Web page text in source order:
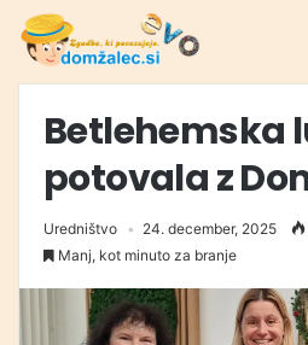
Betlehemska
potovala z
Uredništvo 24. december, 2025
Manj, kot minuto za branje